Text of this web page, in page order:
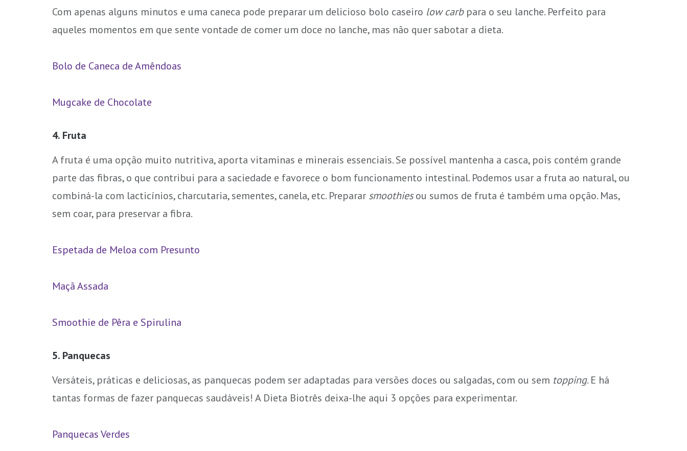
Com apenas alguns minutos e uma caneca pode preparar um delicioso bolo caseiro low carbpara o seu lanche. Perfeito para
aqueles momentos em que sente vontade de comer um doce no lanche, mas não quer sabotar a dieta.
Bolo de Caneca de Amêndoas
Mugcake de Chocolate
4. Fruta
A fruta é uma opção muito nutritiva, aporta vitaminas e minerais essenciais. Se possível mantenha a casca, pois contém grande
parte das fibras, o que contribui para a saciedade e favorece o bom funcionamento intestinal. Podemos usar a fruta ao natural, ou
combiná-la com lacticínios, charcutaria, sementes, canela, etc. Preparar smoothiesou sumos de fruta é também uma opção. Mas,
sem coar, para preservar a fibra.
Espetada de Meloa com Presunto
Maçã Assada
Smoothie de Pêra e Spirulina
5. Panquecas
Versáteis, práticas e deliciosas, as panquecas podem ser adaptadas para versões doces ou salgadas, com ou sem topping. E há
tantas formas de fazer panquecas saudáveis! A Dieta Biotrês deixa-lhe aqui 3 opções para experimentar.
Panquecas Verdes